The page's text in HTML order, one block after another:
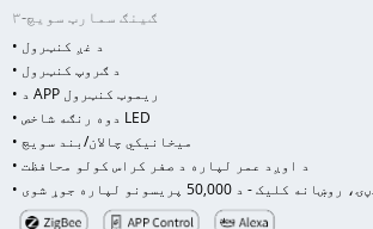
۳-ګینګ سمارټ سویچ
• د غږ کنټرول
• د ګروپ کنټرول
• د APP ریموټ کنټرول
• دوه رنګه شاخص LED
• میخانیکي چالان/بند سویچ
• د اوږد عمر لپاره د صفر کراس کولو محافظت
کلیک - د 50,000 پریسونو لپاره جوړ شوی